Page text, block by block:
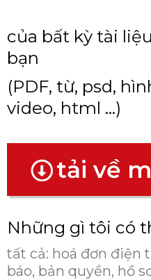
của bất kỳ tài
bạn
(PDF, từ, psd,
video, html ...)
tải về
Những gì tôi có
tất cả: hoá đơn điện
báo, bản quyền, hồ